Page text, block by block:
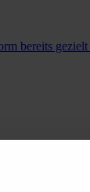
bereits